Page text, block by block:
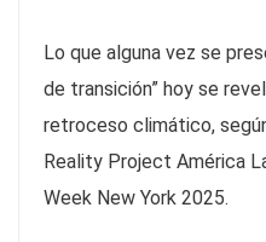
Lo que alguna vez se
de transición” hoy se
retroceso climático,
Reality Project América
Week New York 2025.